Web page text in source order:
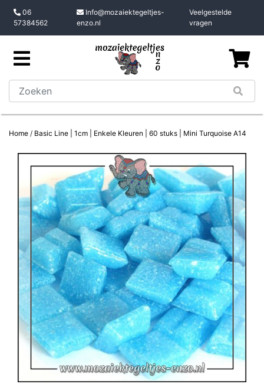
06
57384562
Info@mozaiektegeltjes-
enzo.nl
Veelgestelde
vragen
Home / Basic Line | 1cm | Enkele Kleuren | 60 stuks | Mini Turquoise A14